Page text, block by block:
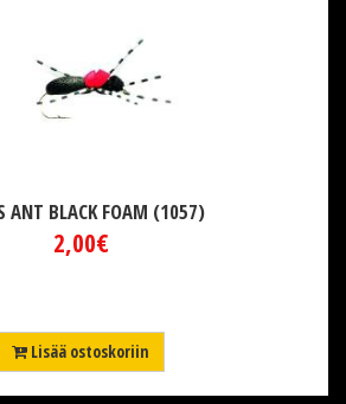
ANT BLACK FOAM (1057)
2,00€
Lisää ostoskoriin